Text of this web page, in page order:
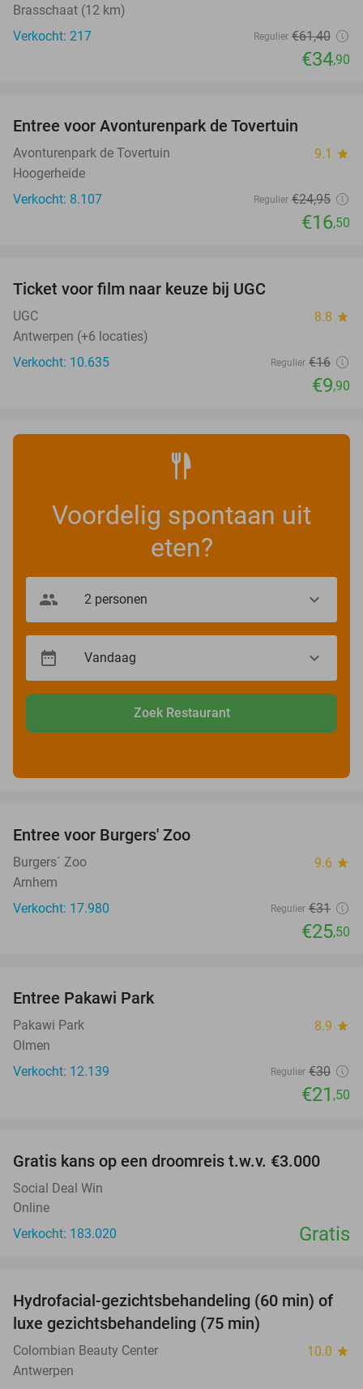
Brasschaat (12 km)
Verkocht: 217
Regulier €61,40
€34,90
Entree voor Avonturenpark de Tovertuin
Avonturenpark de Tovertuin 9.1 star
Hoogerheide
Verkocht: 8.107
Regulier €24,95
€16,50
Ticket voor film naar keuze bij UGC
UGC 8.8 star
Antwerpen (+6 locaties)
Verkocht: 10.635
Regulier €16
€9,90
Voordelig spontaan uit
eten?
Zoek Restaurant
Entree voor Burgers' Zoo
Burgers´ Zoo 9.6 star
Arnhem
Verkocht: 17.980
Regulier €31
€25,50
Entree Pakawi Park
Pakawi Park 8.9 star
Olmen
Verkocht: 12.139
Regulier €30
€21 ,50
Gratis kans op een droomreis t.w.v. €3.000
Social Deal Win
Online
Verkocht: 183.020
Gratis
59%
Hydrofacial-gezichtsbehandeling (60 min) of
luxe gezichtsbehandeling (75 min)
Colombian Beauty Center 10.0 star
Antwerpen